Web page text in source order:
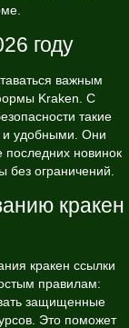
году
важным
Kraken. С
такие
и удобными. Они
последних новинок
без ограничений.
кракен
кракен ссылки
правилам:
защищенные
Это поможет